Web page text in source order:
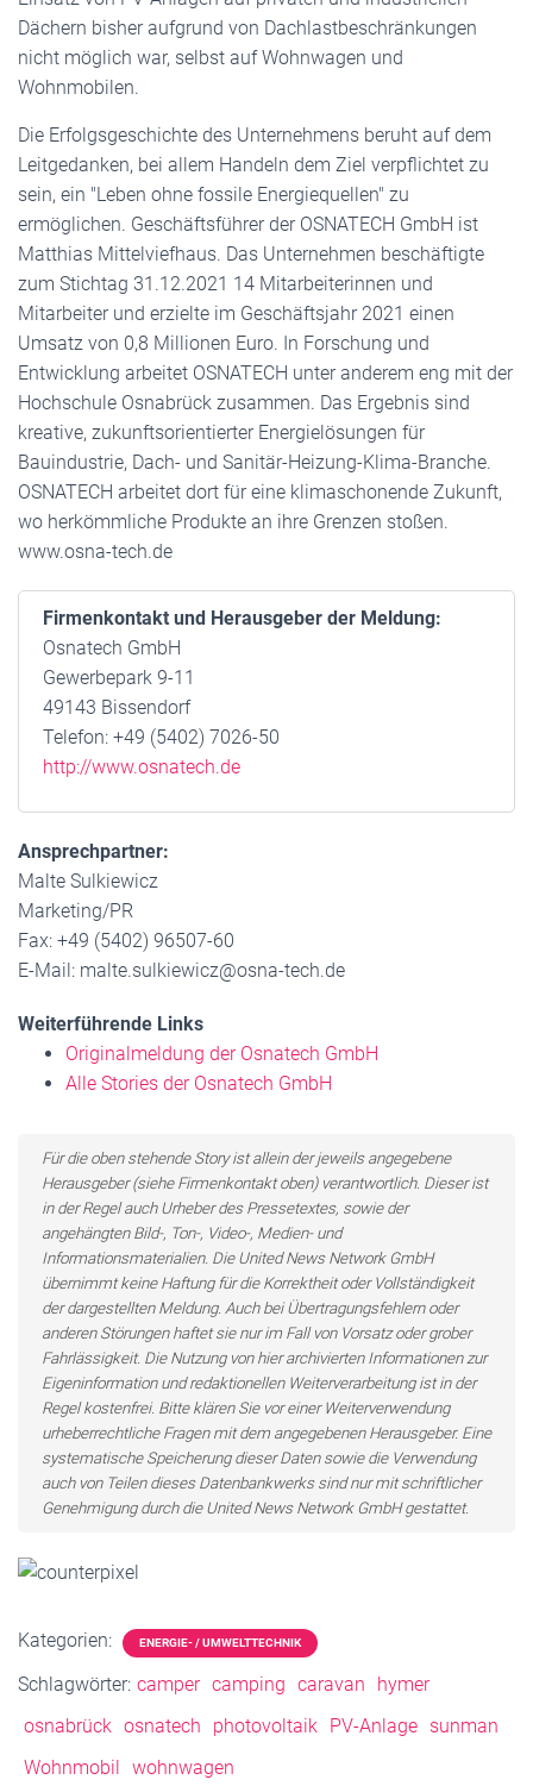
Dächern bisher aufgrund von Dachlastbeschränkungen
nicht möglich war, selbst auf Wohnwagen und
Wohnmobilen.
Die Erfolgsgeschichte des Unternehmens beruht auf dem
Leitgedanken, bei allem Handeln dem Ziel verpflichtet zu
sein, ein "Leben ohne fossile Energiequellen" zu
ermöglichen. Geschäftsführer der OSNATECH GmbH ist
Matthias Mittelviefhaus. Das Unternehmen beschäftigte
zum Stichtag 31.12.2021 14 Mitarbeiterinnen und
Mitarbeiter und erzielte im Geschäftsjahr 2021 einen
Umsatz von 0,8 Millionen Euro. In Forschung und
Entwicklung arbeitet OSNATECH unter anderem eng mit der
Hochschule Osnabrück zusammen. Das Ergebnis sind
kreative, zukunftsorientierter Energielösungen für
Bauindustrie, Dach- und Sanitär-Heizung-Klima-Branche.
OSNATECH arbeitet dort für eine klimaschonende Zukunft,
wo herkömmliche Produkte an ihre Grenzen stoßen.
www.osna-tech.de
Firmenkontakt und Herausgeber der Meldung:
Osnatech GmbH
Gewerbepark 9-11
49143 Bissendorf
Telefon: +49 (5402) 7026-50
http://www.osnatech.de
Ansprechpartner:
Malte Sulkiewicz
Marketing/PR
Fax: +49 (5402) 96507-60
E-Mail: malte.sulkiewicz@osna-tech.de
Weiterführende Links
Originalmeldung der Osnatech GmbH
Alle Stories der Osnatech GmbH
Für die oben stehende Story ist allein der jeweils angegebene
Herausgeber (siehe Firmenkontakt oben) verantwortlich. Dieser ist
in der Regel auch Urheber des Pressetextes, sowie der
angehängten Bild-, Ton-, Video-, Medien- und
Informationsmaterialien. Die United News Network GmbH
übernimmt keine Haftung für die Korrektheit oder Vollständigkeit
der dargestellten Meldung. Auch bei Übertragungsfehlern oder
anderen Störungen haftet sie nur im Fall von Vorsatz oder grober
Fahrlässigkeit. Die Nutzung von hier archivierten Informationen zur
Eigeninformation und redaktionellen Weiterverarbeitung ist in der
Regel kostenfrei. Bitte klären Sie vor einer Weiterverwendung
urheberrechtliche Fragen mit dem angegebenen Herausgeber. Eine
systematische Speicherung dieser Daten sowie die Verwendung
auch von Teilen dieses Datenbankwerks sind nur mit schriftlicher
Genehmigung durch die United News Network GmbH gestattet.
Kategorien: ENERGIE- / UMWELTTECHNIK
Schlagwörter: camper camping caravan
hymer
osnabrück osnatech photovoltaik PV-Anlage sunman
Wohnmobil
wohnwagen